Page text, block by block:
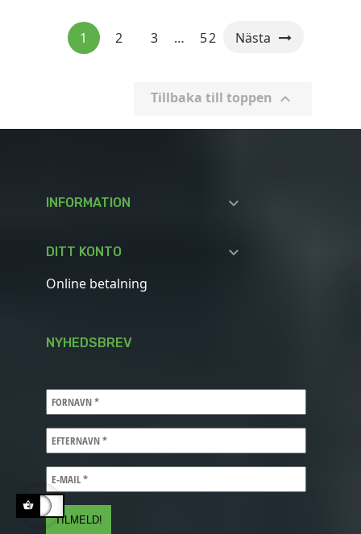
1 2 3 … 52 Nästa
Tillbaka till toppen 
INFORMATION 
DITT KONTO 
Online betalning
NYHEDSBREV